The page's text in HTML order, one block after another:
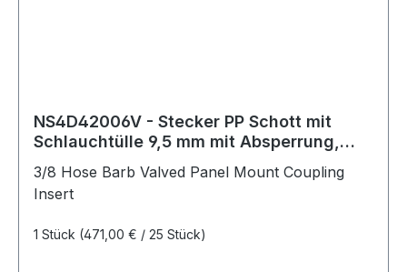
NS4D42006V - Stecker PP Schott mit
Schlauchtülle 9,5 mm mit Absperrung,
3/8 Hose Barb Valved Panel Mount Coupling
Insert
1 Stück (471,00 € / 25 Stück)